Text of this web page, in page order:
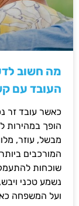
מה חשוב
העובד עם
כאשר עובד זר
הופך
מבשל, עוזר,
המורכבים
שוכחות
נשמע טכני
ועל המשפחה